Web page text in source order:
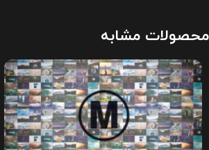
محصولات مشابه